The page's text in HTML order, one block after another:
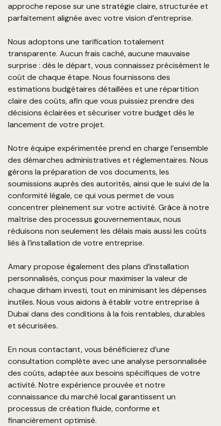
approche repose sur une stratégie claire, structurée et
parfaitement alignée avec votre vision d’entreprise.
Nous adoptons une tarification totalement
transparente. Aucun frais caché, aucune mauvaise
surprise : dès le départ, vous connaissez précisément le
coût de chaque étape. Nous fournissons des
estimations budgétaires détaillées et une répartition
claire des coûts, afin que vous puissiez prendre des
décisions éclairées et sécuriser votre budget dès le
lancement de votre projet.
Notre équipe expérimentée prend en charge l’ensemble
des démarches administratives et réglementaires. Nous
gérons la préparation de vos documents, les
soumissions auprès des autorités, ainsi que le suivi de la
conformité légale, ce qui vous permet de vous
concentrer pleinement sur votre activité. Grâce à notre
maîtrise des processus gouvernementaux, nous
réduisons non seulement les délais mais aussi les coûts
liés à l’installation de votre entreprise.
Amary propose également des plans d’installation
personnalisés, conçus pour maximiser la valeur de
chaque dirham investi, tout en minimisant les dépenses
inutiles. Nous vous aidons à établir votre entreprise à
Dubaï dans des conditions à la fois rentables, durables
et sécurisées.
En nous contactant, vous bénéficierez d’une
consultation complète avec une analyse personnalisée
des coûts, adaptée aux besoins spécifiques de votre
activité. Notre expérience prouvée et notre
connaissance du marché local garantissent un
processus de création fluide, conforme et
financièrement optimisé.